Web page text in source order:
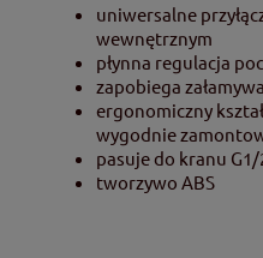
uniwersalne
wewnętrznym
płynna regulacja
zapobiega
ergonomiczny
wygodnie
pasuje do kranu G1/
tworzywo ABS